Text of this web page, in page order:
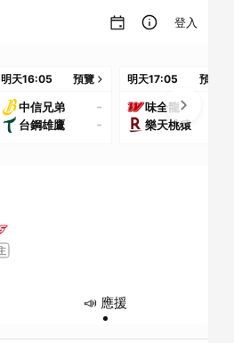
登入
明天16:05 預覽
中信兄弟 -
台鋼雄鷹 -
明天17:05 預覽
味全龍
樂天桃猿
📣 應援